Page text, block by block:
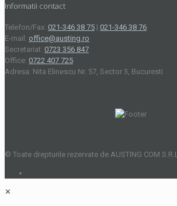
Informatii contact
Telefon/Fax: 021-346 38 75 | 021-346 38 76
E-mail: office@austing.ro
Secretariat: 0723 356 847
Office: 0722 407 725
Adresa: Nita Elinescu Nr. 57, Sector 3, Bucuresti
© Toate drepturile rezervate de AUSTING COM S.R.L.
✕